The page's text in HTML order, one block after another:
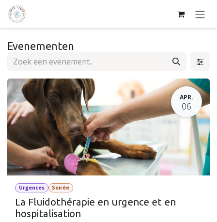
Overslaan naar inhoud
Evenementen
APR.
06
Urgences Soirée
La Fluidothérapie en urgence et en
hospitalisation